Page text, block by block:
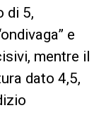
di 5,
e
mentre il
dato 4,5,